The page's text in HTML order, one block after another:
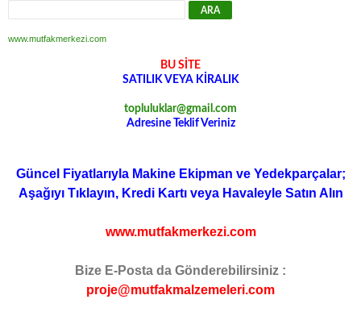
www.mutfakmerkezi.com
BU SİTE
SATILIK VEYA KİRALIK
topluluklar@gmail.com
Adresine Teklif Veriniz
Güncel Fiyatlarıyla Makine Ekipman ve Yedekparçalar;
Aşağıyı Tıklayın, Kredi Kartı veya Havaleyle Satın Alın
www.mutfakmerkezi.com
Bize E-Posta da Gönderebilirsiniz :
proje@mutfakmalzemeleri.com